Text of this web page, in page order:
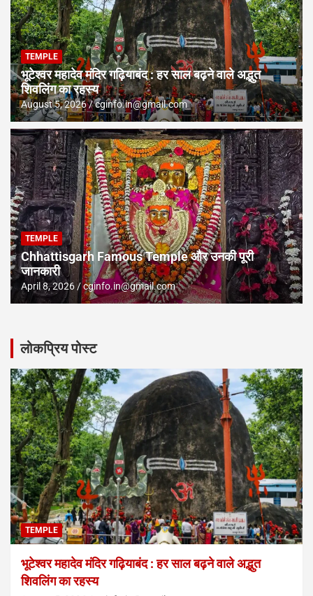
TEMPLE
भूटेश्वर महादेव मंदिर गढ़ियाबंद : हर साल बढ़ने वाले अद्भुत
शिवलिंग का रहस्य
August 5, 2026 cginfo.in@gmail.com
TEMPLE
Chhattisgarh Famous Temple और उनकी पूरी
जानकारी
April 8, 2026 cginfo.in@gmail.com
लोकप्रिय पोस्ट
TEMPLE
भूटेश्वर महादेव मंदिर गढ़ियाबंद : हर साल बढ़ने वाले अद्भुत
शिवलिंग का रहस्य